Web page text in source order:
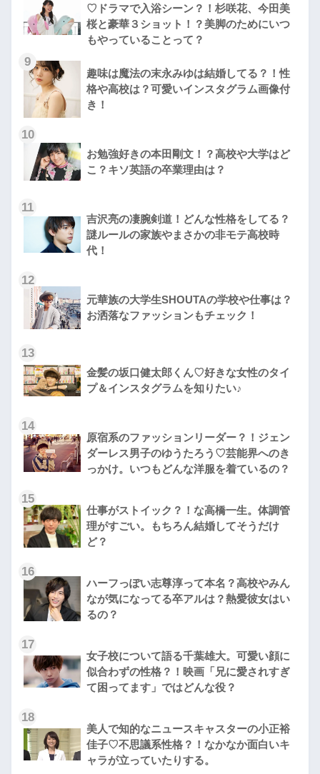
♡ドラマで入浴シーン？！杉咲花、今田美
桜と豪華３ショット！？美脚のためにいつ
もやっていることって？
9
趣味は魔法の末永みゆは結婚してる？！性
格や高校は？可愛いインスタグラム画像付
き！
10
お勉強好きの本田剛文！？高校や大学はど
こ？キソ英語の卒業理由は？
11
吉沢亮の凄腕剣道！どんな性格をしてる？
謎ルールの家族やまさかの非モテ高校時
代！
12
元華族の大学生SHOUTAの学校や仕事は？
お洒落なファッションもチェック！
13
金髪の坂口健太郎くん♡好きな女性のタイ
プ＆インスタグラムを知りたい♪
14
原宿系のファッションリーダー？！ジェン
ダーレス男子のゆうたろう♡芸能界へのき
っかけ。いつもどんな洋服を着ているの？
15
仕事がストイック？！な高橋一生。体調管
理がすごい。もちろん結婚してそうだけ
ど？
16
ハーフっぽい志尊淳って本名？高校やみん
なが気になってる卒アルは？熱愛彼女はい
るの？
17
女子校について語る千葉雄大。可愛い顔に
似合わずの性格？！映画「兄に愛されすぎ
て困ってます」ではどんな役？
18
美人で知的なニュースキャスターの小正裕
佳子♡不思議系性格？！なかなか面白いキ
ャラが立っていたりする。